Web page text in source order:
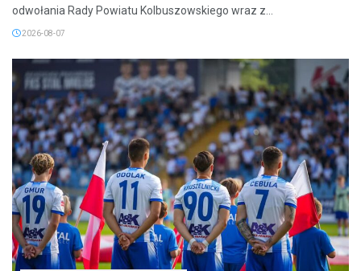
odwołania Rady Powiatu Kolbuszowskiego wraz z...
2026-08-07